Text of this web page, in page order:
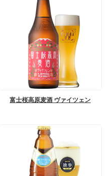
富士桜高原麦酒 ヴァイツェン